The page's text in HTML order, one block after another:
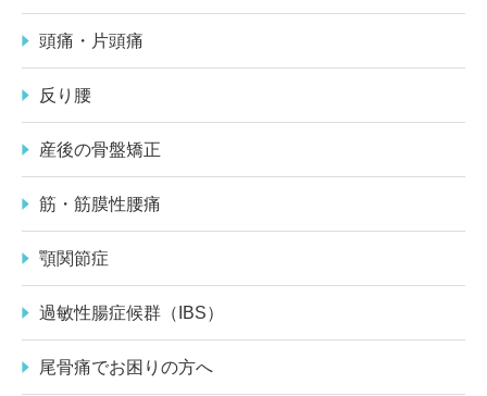
頭痛・片頭痛
反り腰
産後の骨盤矯正
筋・筋膜性腰痛
顎関節症
過敏性腸症候群（IBS）
尾骨痛でお困りの方へ